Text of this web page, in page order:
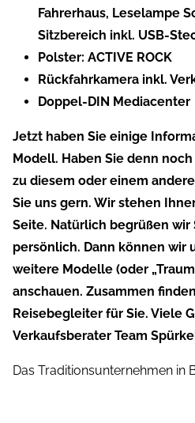
Fahrerhaus, Leselampe
Sitzbereich inkl. USB-
Polster: ACTIVE ROCK
Rückfahrkamera inkl.
Doppel-DIN Mediacenter
Jetzt haben Sie einige
Modell. Haben Sie denn
zu diesem oder einem
Sie uns gern. Wir stehen
Seite. Natürlich begrüßen wir
persönlich. Dann können wir
weitere Modelle (oder
anschauen. Zusammen
Reisebegleiter für Sie. Viele
Verkaufsberater Team
Das Traditionsunternehmen in